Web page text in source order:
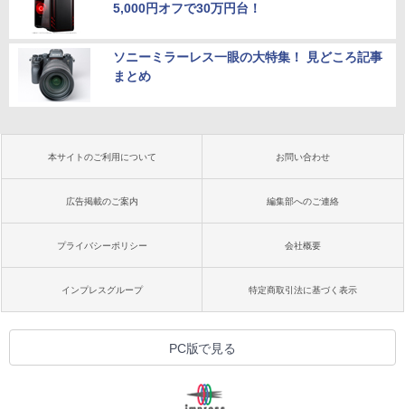
5,000円オフで30万円台！
ソニーミラーレス一眼の大特集！ 見どころ記事
まとめ
本サイトのご利用について お問い合わせ
広告掲載のご案内 編集部へのご連絡
プライバシーポリシー 会社概要
インプレスグループ 特定商取引法に基づく表示
PC版で見る